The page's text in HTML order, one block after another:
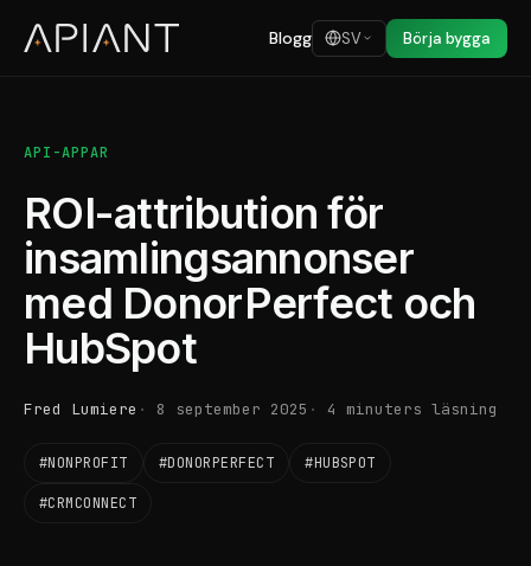
Blogg SV Börja bygga
API-APPAR
ROI-attribution för
insamlingsannonser
med DonorPerfect och
HubSpot
Fred Lumiere 8 september 2025 4 minuters läsning
#NONPROFIT #DONORPERFECT #HUBSPOT
#CRMCONNECT